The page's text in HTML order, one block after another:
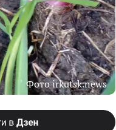
Фото irkutsk.news